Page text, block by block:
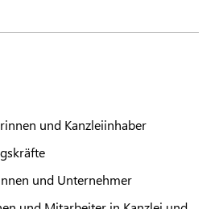
und Kanzleiinhaber
und Unternehmer